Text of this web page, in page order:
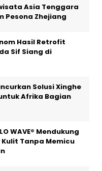
Asia Tenggara
Pesona Zhejiang
Hasil Retrofit
Sif Siang di
Solusi Xinghe
Afrika Bagian
WAVE® Mendukung
Tanpa Memicu